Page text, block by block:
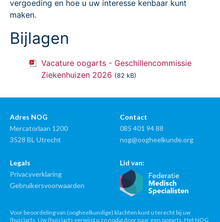
vergoeding en hoe u uw interesse kenbaar kunt
maken.
Bijlagen
Vacature oogarts - Geschillencommissie
Ziekenhuizen 2026 (82 kB)
Adres NOG
Mercatorlaan 1200
3528 BL Utrecht
Contact
085 401 94 88
nog@oogheelkunde.org
Legals
Privacyverklaring
Gebruikersvoorwaarden
Lid van:
Voor beoordeling van (oogheelkundige) klachten kunt u terecht bij uw
(huis)arts. Uw (huis)arts verwijst u zo nodig door naar een oogarts. Het NOG